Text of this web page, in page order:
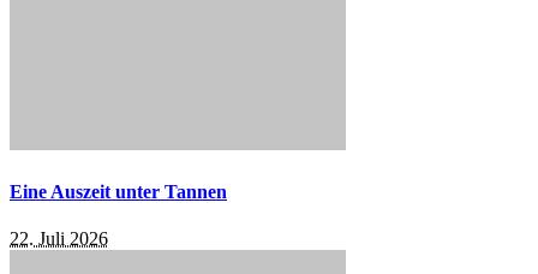
Eine Auszeit unter Tannen
22. Juli 2026